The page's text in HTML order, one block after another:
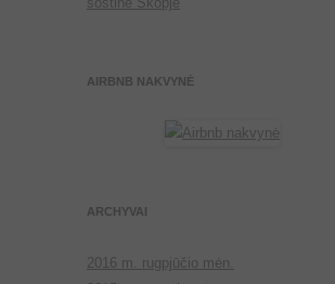
AIRBNB NAKVYNĖ
ARCHYVAI
2016 m. rugpjūčio mėn.